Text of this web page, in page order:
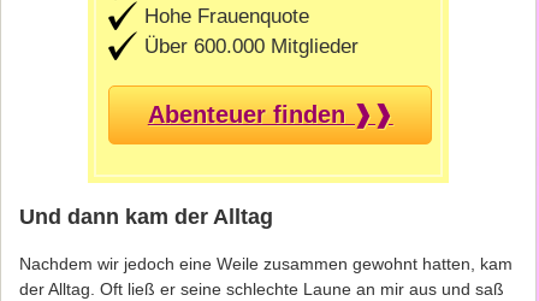
Hohe Frauenquote
Über 600.000 Mitglieder
Abenteuer finden ❱❱
Und dann kam der Alltag
Nachdem wir jedoch eine Weile zusammen gewohnt hatten, kam
der Alltag. Oft ließ er seine schlechte Laune an mir aus und saß